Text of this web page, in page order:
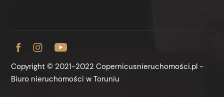
Copyright © 2021-2022 Copernicusnieruchomości.pl -
Biuro nieruchomości w Toruniu